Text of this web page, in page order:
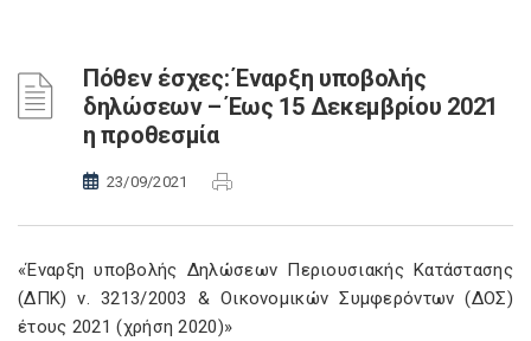
Πόθεν έσχες: Έναρξη υποβολής
δηλώσεων – Έως 15 Δεκεμβρίου 2021
η προθεσμία
23/09/2021
«Έναρξη υποβολής Δηλώσεων Περιουσιακής Κατάστασης
(ΔΠΚ) ν. 3213/2003 & Οικονομικών Συμφερόντων (ΔΟΣ)
έτους 2021 (χρήση 2020)»